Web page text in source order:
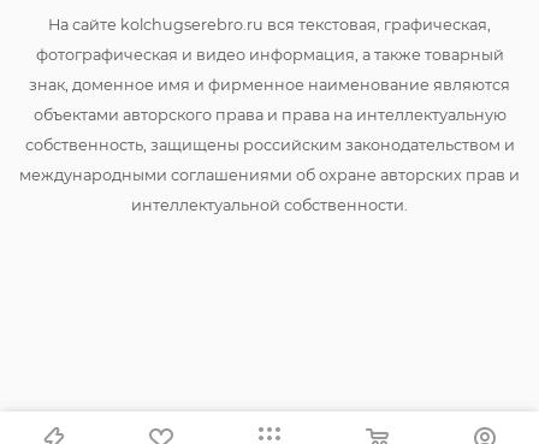
На сайте kolchugserebro.ru вся текстовая, графическая,
фотографическая и видео информация, а также товарный
знак, доменное имя и фирменное наименование являются
объектами авторского права и права на интеллектуальную
собственность, защищены российским законодательством и
международными соглашениями об охране авторских прав и
интеллектуальной собственности.